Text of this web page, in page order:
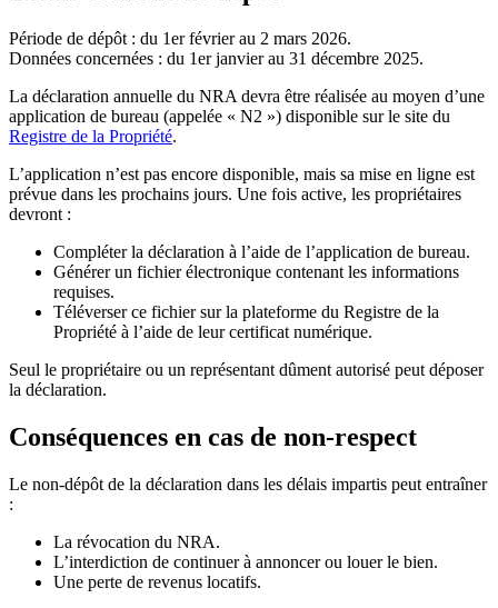
Période de dépôt : du 1er février au 2 mars 2026.
Données concernées : du 1er janvier au 31 décembre 2025.
La déclaration annuelle du NRA devra être réalisée au moyen d’une
application de bureau (appelée « N2 ») disponible sur le site du
Registre de la Propriété.
L’application n’est pas encore disponible, mais sa mise en ligne est
prévue dans les prochains jours. Une fois active, les propriétaires
devront :
Compléter la déclaration à l’aide de l’application de bureau.
Générer un fichier électronique contenant les informations
requises.
Téléverser ce fichier sur la plateforme du Registre de la
Propriété à l’aide de leur certificat numérique.
Seul le propriétaire ou un représentant dûment autorisé peut déposer
la déclaration.
Conséquences en cas de non-respect
Le non-dépôt de la déclaration dans les délais impartis peut entraîner
:
La révocation du NRA.
L’interdiction de continuer à annoncer ou louer le bien.
Une perte de revenus locatifs.